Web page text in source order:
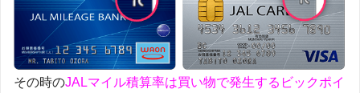
その時のJALマイル積算率は買い物で発生するビックポイ